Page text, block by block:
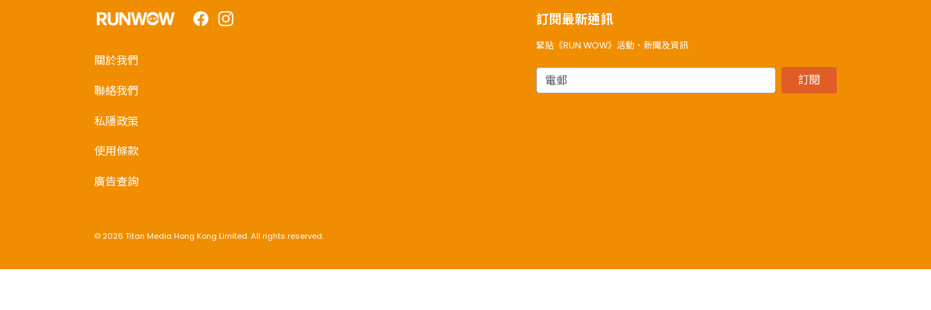
FacebookInstagram
關於我們
聯絡我們
私隱政策
使用條款
廣告查詢
訂閱最新通訊
緊貼《RUN WOW》活動、新聞及資訊
電郵 訂閱
© 2026 Titan Media Hong Kong Limited. All rights reserved.